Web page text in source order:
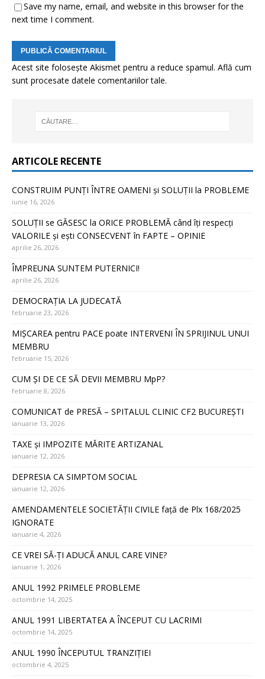
Save my name, email, and website in this browser for the
next time I comment.
Acest site folosește Akismet pentru a reduce spamul. Află cum
sunt procesate datele comentariilor tale.
ARTICOLE RECENTE
CONSTRUIM PUNȚI ÎNTRE OAMENI și SOLUȚII la PROBLEME
iunie 16, 2026
SOLUȚII se GĂSESC la ORICE PROBLEMĂ când îți respecți
VALORILE și ești CONSECVENT în FAPTE – OPINIE
aprilie 26, 2026
ÎMPREUNA SUNTEM PUTERNICI!
aprilie 26, 2026
DEMOCRAȚIA LA JUDECATĂ
februarie 23, 2026
MIȘCAREA pentru PACE poate INTERVENI ÎN SPRIJINUL UNUI
MEMBRU
februarie 15, 2026
CUM ȘI DE CE SĂ DEVII MEMBRU MpP?
februarie 8, 2026
COMUNICAT de PRESĂ – SPITALUL CLINIC CF2 BUCUREȘTI
ianuarie 13, 2026
TAXE și IMPOZITE MĂRITE ARTIZANAL
ianuarie 12, 2026
DEPRESIA CA SIMPTOM SOCIAL
ianuarie 12, 2026
AMENDAMENTELE SOCIETĂȚII CIVILE față de Plx 168/2025
IGNORATE
ianuarie 4, 2026
CE VREI SĂ-ȚI ADUCĂ ANUL CARE VINE?
ianuarie 1, 2026
ANUL 1992 PRIMELE PROBLEME
octombrie 14, 2025
ANUL 1991 LIBERTATEA A ÎNCEPUT CU LACRIMI
octombrie 14, 2025
ANUL 1990 ÎNCEPUTUL TRANZIȚIEI
octombrie 4, 2025